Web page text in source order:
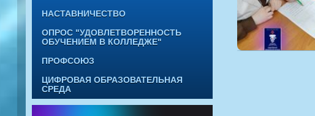
НАСТАВНИЧЕСТВО
ОПРОС "УДОВЛЕТВОРЕННОСТЬ
ОБУЧЕНИЕМ В КОЛЛЕДЖЕ"
ПРОФСОЮЗ
ЦИФРОВАЯ ОБРАЗОВАТЕЛЬНАЯ
СРЕДА